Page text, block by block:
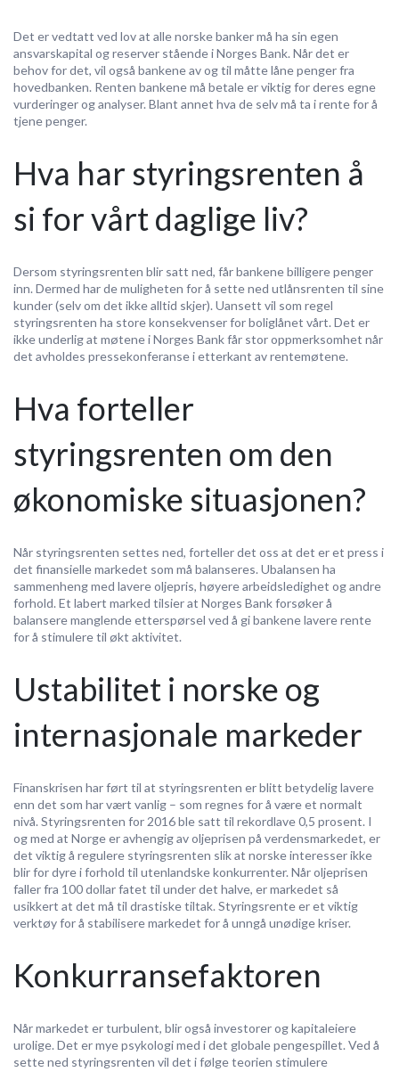
Det er vedtatt ved lov at alle norske banker må ha sin egen
ansvarskapital og reserver stående i Norges Bank. Når det er
behov for det, vil også bankene av og til måtte låne penger fra
hovedbanken. Renten bankene må betale er viktig for deres egne
vurderinger og analyser. Blant annet hva de selv må ta i rente for å
tjene penger.
Hva har styringsrenten å
si for vårt daglige liv?
Dersom styringsrenten blir satt ned, får bankene billigere penger
inn. Dermed har de muligheten for å sette ned utlånsrenten til sine
kunder (selv om det ikke alltid skjer). Uansett vil som regel
styringsrenten ha store konsekvenser for boliglånet vårt. Det er
ikke underlig at møtene i Norges Bank får stor oppmerksomhet når
det avholdes pressekonferanse i etterkant av rentemøtene.
Hva forteller
styringsrenten om den
økonomiske situasjonen?
Når styringsrenten settes ned, forteller det oss at det er et press i
det finansielle markedet som må balanseres. Ubalansen ha
sammenheng med lavere oljepris, høyere arbeidsledighet og andre
forhold. Et labert marked tilsier at Norges Bank forsøker å
balansere manglende etterspørsel ved å gi bankene lavere rente
for å stimulere til økt aktivitet.
Ustabilitet i norske og
internasjonale markeder
Finanskrisen har ført til at styringsrenten er blitt betydelig lavere
enn det som har vært vanlig – som regnes for å være et normalt
nivå. Styringsrenten for 2016 ble satt til rekordlave 0,5 prosent. I
og med at Norge er avhengig av oljeprisen på verdensmarkedet, er
det viktig å regulere styringsrenten slik at norske interesser ikke
blir for dyre i forhold til utenlandske konkurrenter. Når oljeprisen
faller fra 100 dollar fatet til under det halve, er markedet så
usikkert at det må til drastiske tiltak. Styringsrente er et viktig
verktøy for å stabilisere markedet for å unngå unødige kriser.
Konkurransefaktoren
Når markedet er turbulent, blir også investorer og kapitaleiere
urolige. Det er mye psykologi med i det globale pengespillet. Ved å
sette ned styringsrenten vil det i følge teorien stimulere